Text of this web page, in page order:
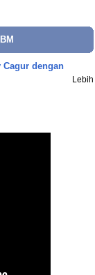
Cagur dengan
Lebih